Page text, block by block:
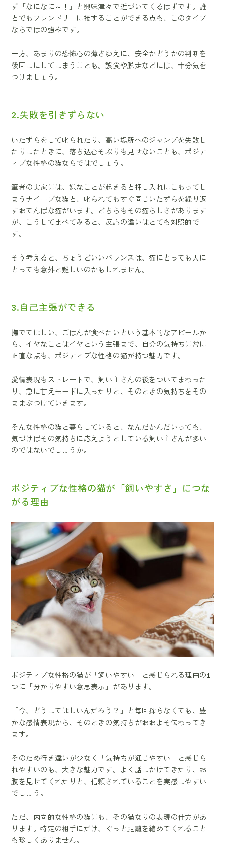
ず「なになに～！」と興味津々で近づいてくるはずです。誰
とでもフレンドリーに接することができる点も、このタイプ
ならではの強みです。
一方、あまりの恐怖心の薄さゆえに、安全かどうかの判断を
後回しにしてしまうことも。誤食や脱走などには、十分気を
つけましょう。
2.失敗を引きずらない
いたずらをして叱られたり、高い場所へのジャンプを失敗し
たりしたときに、落ち込むそぶりも見せないことも、ポジテ
ィブな性格の猫ならではでしょう。
筆者の実家には、嫌なことが起きると押し入れにこもってし
まうナイーブな猫と、叱られてもすぐ同じいたずらを繰り返
すおてんばな猫がいます。どちらもその猫らしさがあります
が、こうして比べてみると、反応の違いはとても対照的で
す。
そう考えると、ちょうどいいバランスは、猫にとっても人に
とっても意外と難しいのかもしれません。
3.自己主張ができる
撫でてほしい、ごはんが食べたいという基本的なアピールか
ら、イヤなことはイヤという主張まで、自分の気持ちに常に
正直な点も、ポジティブな性格の猫が持つ魅力です。
愛情表現もストレートで、飼い主さんの後をついてまわった
り、急に甘えモードに入ったりと、そのときの気持ちをその
ままぶつけていきます。
そんな性格の猫と暮らしていると、なんだかんだいっても、
気づけばその気持ちに応えようとしている飼い主さんが多い
のではないでしょうか。
ポジティブな性格の猫が「飼いやすさ」につな
がる理由
ポジティブな性格の猫が「飼いやすい」と感じられる理由の1
つに「分かりやすい意思表示」があります。
「今、どうしてほしいんだろう？」と毎回探らなくても、豊
かな感情表現から、そのときの気持ちがおおよそ伝わってき
ます。
そのため行き違いが少なく「気持ちが通じやすい」と感じら
れやすいのも、大きな魅力です。よく話しかけてきたり、お
腹を見せてくれたりと、信頼されていることを実感しやすい
でしょう。
ただ、内向的な性格の猫にも、その猫なりの表現の仕方があ
ります。特定の相手にだけ、ぐっと距離を縮めてくれること
も珍しくありません。